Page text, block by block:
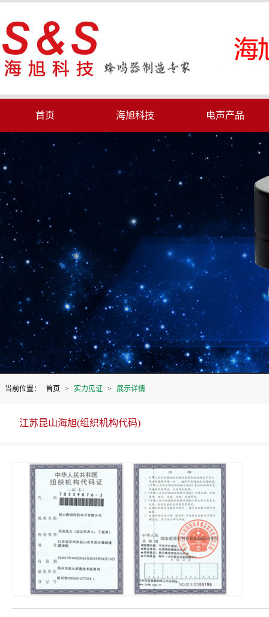
首页 海旭科技 电声产品
当前位置： 首页 > 实力见证 > 展示详情
江苏昆山海旭(组织机构代码)